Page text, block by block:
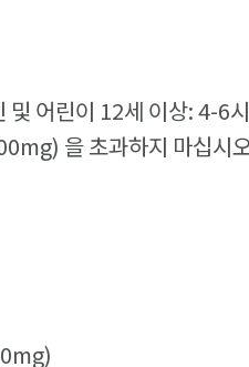
및 어린이 12세 이상: 4-6
을 초과하지 마십시